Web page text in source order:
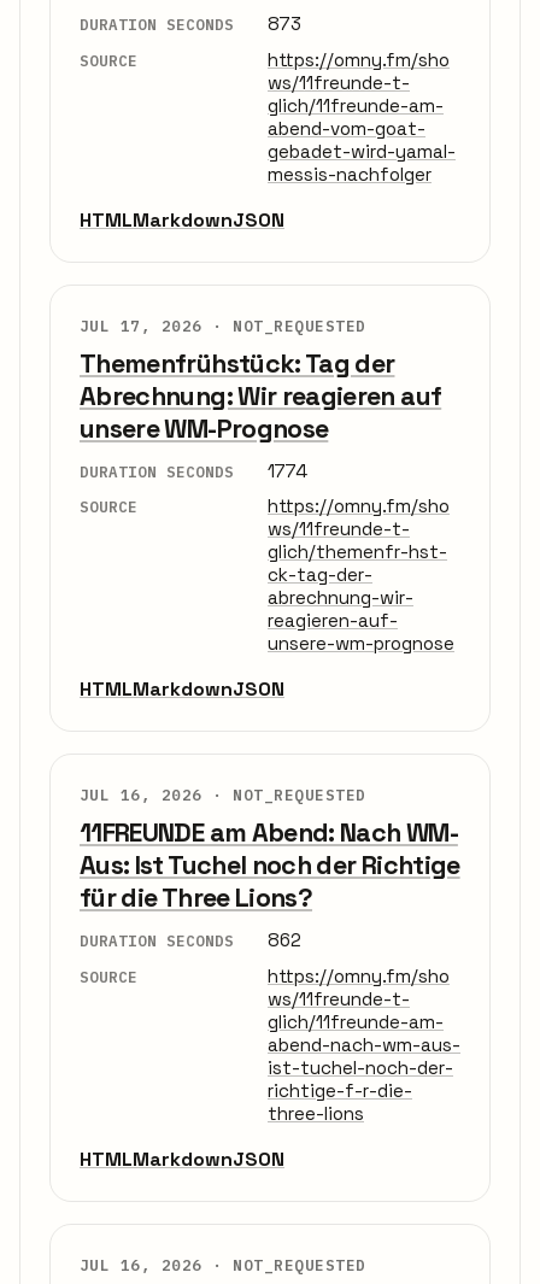
DURATION SECONDS 873
SOURCE
https://omny.fm/sho
ws/11freunde-t-
glich/11freunde-am-
abend-vom-goat-
gebadet-wird-yamal-
messis-nachfolger
HTMLMarkdownJSON
JUL 17, 2026 · NOT_REQUESTED
Themenfrühstück: Tag der
Abrechnung: Wir reagieren auf
unsere WM-Prognose
DURATION SECONDS 1774
SOURCE
https://omny.fm/sho
ws/11freunde-t-
glich/themenfr-hst-
ck-tag-der-
abrechnung-wir-
reagieren-auf-
unsere-wm-prognose
HTMLMarkdownJSON
JUL 16, 2026 · NOT_REQUESTED
11FREUNDE am Abend: Nach WM-
Aus: Ist Tuchel noch der Richtige
für die Three Lions?
DURATION SECONDS 862
SOURCE
https://omny.fm/sho
ws/11freunde-t-
glich/11freunde-am-
abend-nach-wm-aus-
ist-tuchel-noch-der-
richtige-f-r-die-
three-lions
HTMLMarkdownJSON
JUL 16, 2026 · NOT_REQUESTED